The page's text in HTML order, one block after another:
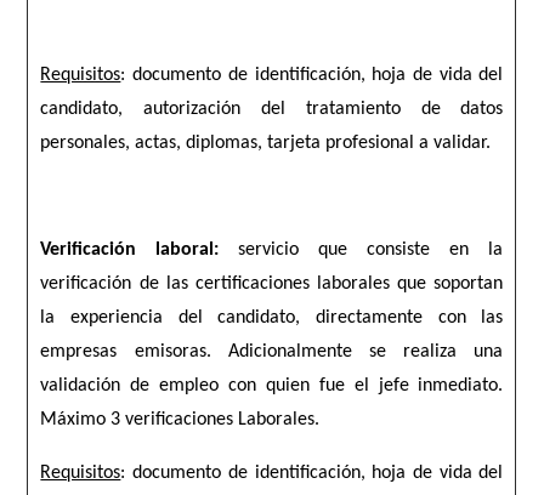
Requisitos: documento de identificación, hoja de vida del
candidato, autorización del tratamiento de datos
personales, actas, diplomas, tarjeta profesional a validar.
Verificación laboral: servicio que consiste en la
verificación de las certificaciones laborales que soportan
la experiencia del candidato, directamente con las
empresas emisoras. Adicionalmente se realiza una
validación de empleo con quien fue el jefe inmediato.
Máximo 3 verificaciones Laborales.
Requisitos: documento de identificación, hoja de vida del